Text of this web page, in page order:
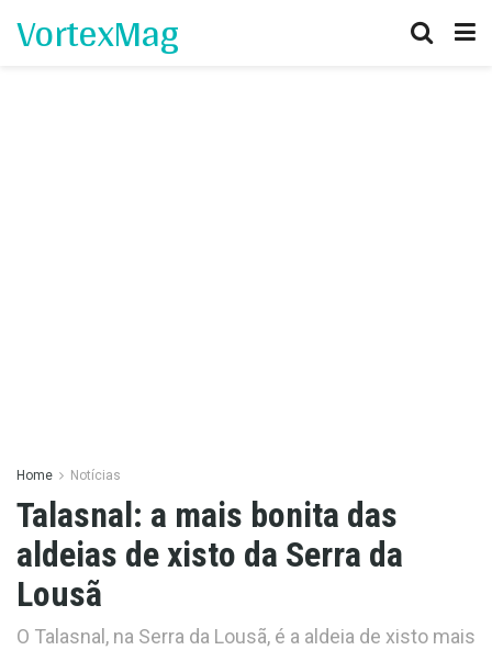
VortexMag
Home Notícias
Talasnal: a mais bonita das
aldeias de xisto da Serra da
Lousã
O Talasnal, na Serra da Lousã, é a aldeia de xisto mais